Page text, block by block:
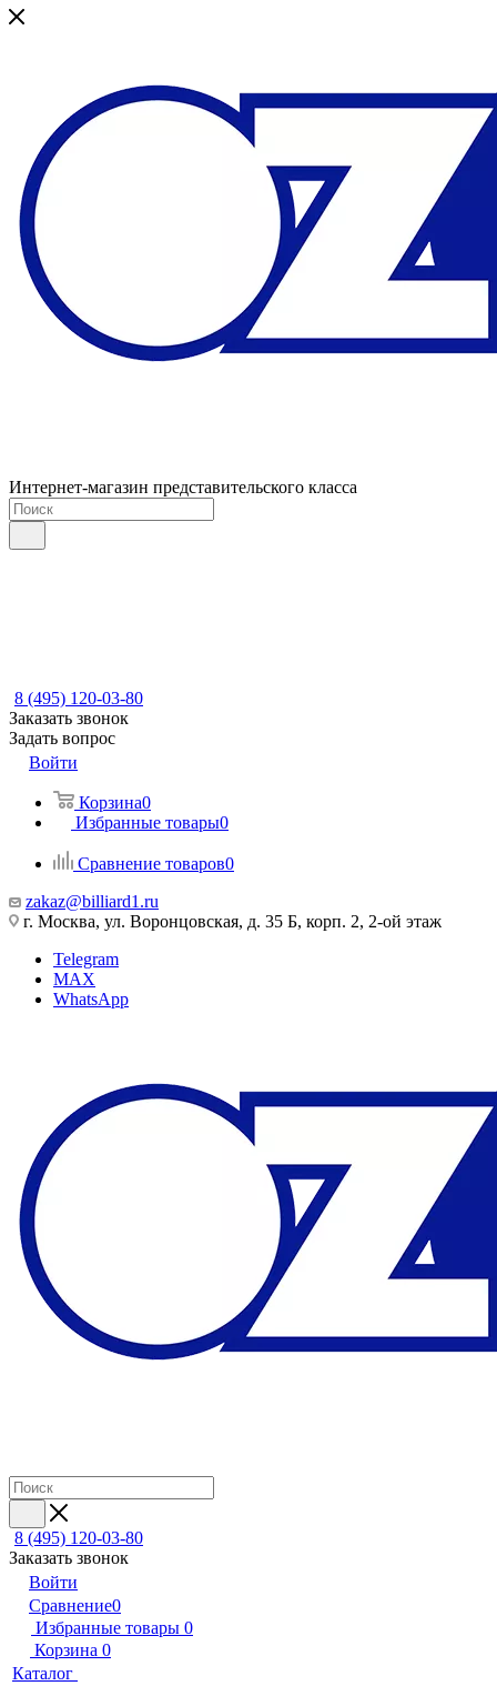
Интернет-магазин представительского класса
8 (495) 120-03-80
Заказать звонок
Задать вопрос
Войти
Корзина0
Избранные товары0
Сравнение товаров0
zakaz@billiard1.ru
г. Москва, ул. Воронцовская, д. 35 Б, корп. 2, 2-ой этаж
Telegram
MAX
WhatsApp
8 (495) 120-03-80
Заказать звонок
Войти
Сравнение0
Избранные товары 0
Корзина 0
Каталог